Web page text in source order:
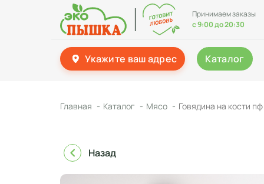
Принимаем заказы
с 9:00 до 20:30
Укажите ваш адрес Каталог
Главная Каталог Мясо Говядина на кости
Назад